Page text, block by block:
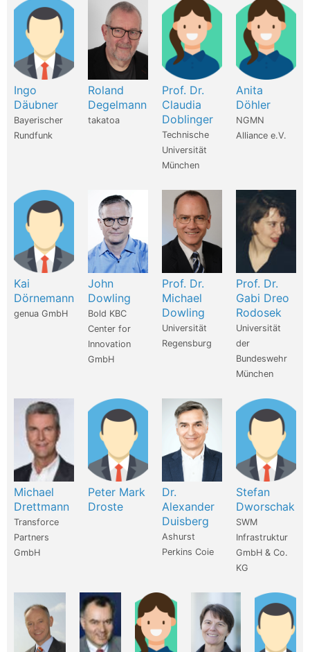
Ingo
Däubner
Bayerischer
Rundfunk
Roland
Degelmann
takatoa
Prof. Dr.
Claudia
Doblinger
Technische
Universität
München
Anita
Döhler
NGMN
Alliance e.V.
Kai
Dörnemann
genua GmbH
John
Dowling
Bold KBC
Center for
Innovation
GmbH
Prof. Dr.
Michael
Dowling
Universität
Regensburg
Prof. Dr.
Gabi Dreo
Rodosek
Universität
der
Bundeswehr
München
Michael
Drettmann
Transforce
Partners
GmbH
Peter Mark
Droste
Dr.
Alexander
Duisberg
Ashurst
Perkins Coie
Stefan
Dworschak
SWM
Infrastruktur
GmbH & Co.
KG